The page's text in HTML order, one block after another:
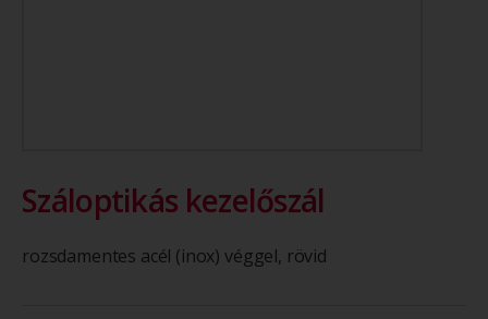
Száloptikás kezelőszál
rozsdamentes acél (inox) véggel, rövid